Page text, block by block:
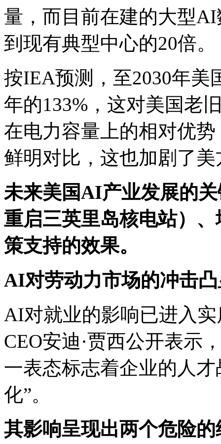
量，而目前在建的大型
到现有典型中心的20倍。
按IEA预测，至2030年美
年的133%，这对美国老
在电力容量上的相对优
鲜明对比，这也加剧了
未来美国AI产业发展的
重启三英里岛核电站）
策支持的效果。
AI对劳动力市场的冲击
AI对就业的影响已进入
CEO安迪·贾西公开表示
一表态标志着企业的人
化”。
其影响呈现出两个危险